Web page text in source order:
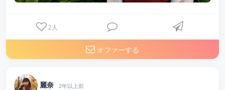
2 人
オファーする
麗奈 2年以上前